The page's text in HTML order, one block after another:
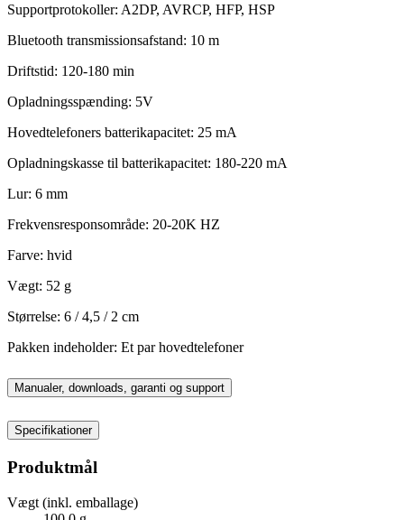
Supportprotokoller: A2DP, AVRCP, HFP, HSP
Bluetooth transmissionsafstand: 10 m
Driftstid: 120-180 min
Opladningsspænding: 5V
Hovedtelefoners batterikapacitet: 25 mA
Opladningskasse til batterikapacitet: 180-220 mA
Lur: 6 mm
Frekvensresponsområde: 20-20K HZ
Farve: hvid
Vægt: 52 g
Størrelse: 6 / 4,5 / 2 cm
Pakken indeholder: Et par hovedtelefoner
Manualer, downloads, garanti og support
Specifikationer
Produktmål
Vægt (inkl. emballage)